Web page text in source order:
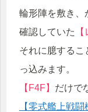
輪形陣を敷き、
確認していた
それに臆するこ
っ込みます。
【F4F】 だけで
【零式艦上戦闘